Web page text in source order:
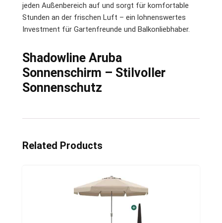
jeden Außenbereich auf und sorgt für komfortable
Stunden an der frischen Luft – ein lohnenswertes
Investment für Gartenfreunde und Balkonliebhaber.
Shadowline Aruba
Sonnenschirm – Stilvoller
Sonnenschutz
Related Products